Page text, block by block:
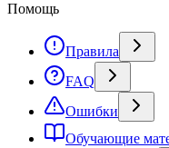
Помощь
Правила
FAQ
Ошибки
Обучающие